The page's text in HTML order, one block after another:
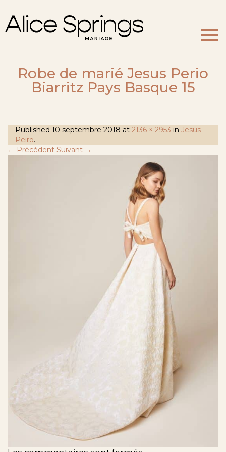
Robe de marié Jesus Perio
Biarritz Pays Basque 15
Published 10 septembre 2018 at 2136 × 2953 in Jesus
Peiro.
← Précédent Suivant →